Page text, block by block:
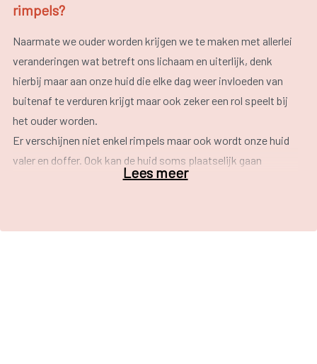
rimpels?
Naarmate we ouder worden krijgen we te maken met allerlei
veranderingen wat betreft ons lichaam en uiterlijk, denk
hierbij maar aan onze huid die elke dag weer invloeden van
buitenaf te verduren krijgt maar ook zeker een rol speelt bij
het ouder worden.
Er verschijnen niet enkel rimpels maar ook wordt onze huid
valer en doffer. Ook kan de huid soms plaatselijk gaan
Lees meer